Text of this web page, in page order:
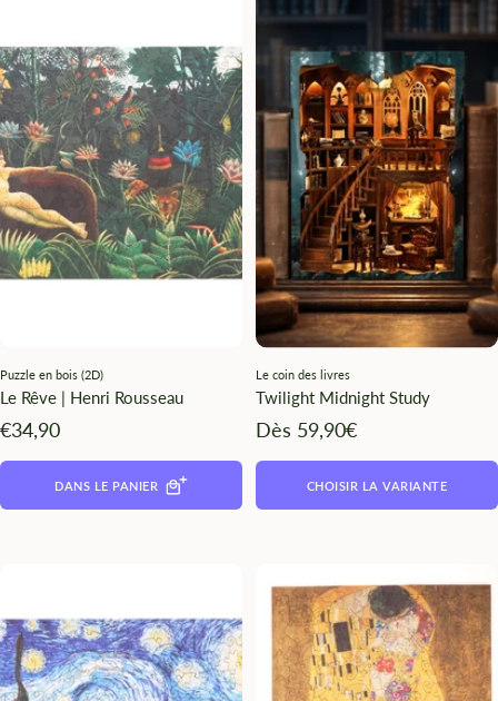
Puzzle en bois (2D)
Le Rêve | Henri Rousseau
Angebotspreis
€34,90
DANS LE PANIER
Le coin des livres
Twilight Midnight Study
Angebotspreis
Dès 59,90€
CHOISIR LA VARIANTE